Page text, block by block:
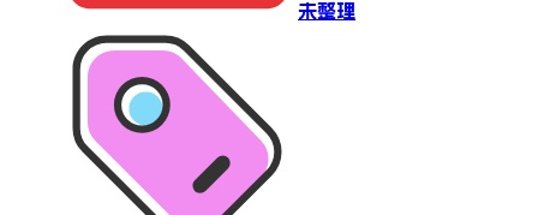
未整理